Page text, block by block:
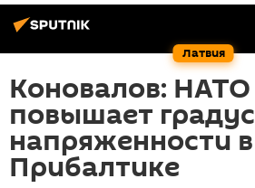
Латвия
Коновалов: НАТО
повышает градус
напряженности в
Прибалтике